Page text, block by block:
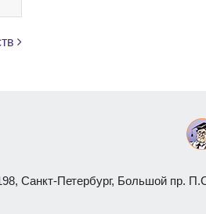
Санкт-Петербург, Большой пр.